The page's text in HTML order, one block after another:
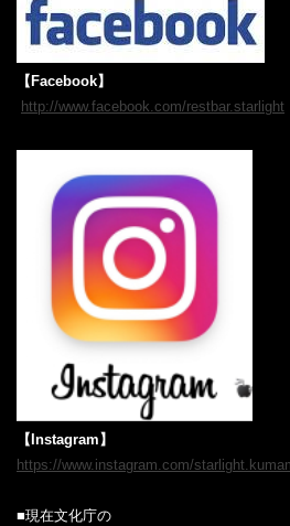
【Facebook】‎
http://www.facebook.com/restbar.starlight
【Instagram】
https://www.instagram.com/
■現在文化庁の